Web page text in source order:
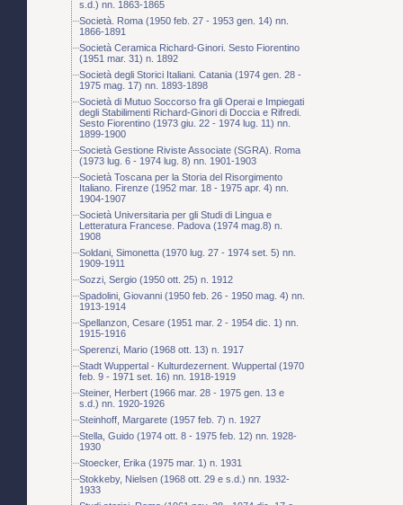
s.d.) nn. 1863-1865
Società. Roma (1950 feb. 27 - 1953 gen. 14) nn.
1866-1891
Società Ceramica Richard-Ginori. Sesto Fiorentino
(1951 mar. 31) n. 1892
Società degli Storici Italiani. Catania (1974 gen. 28 -
1975 mag. 17) nn. 1893-1898
Società di Mutuo Soccorso fra gli Operai e Impiegati
degli Stabilimenti Richard-Ginori di Doccia e Rifredi.
Sesto Fiorentino (1973 giu. 22 - 1974 lug. 11) nn.
1899-1900
Società Gestione Riviste Associate (SGRA). Roma
(1973 lug. 6 - 1974 lug. 8) nn. 1901-1903
Società Toscana per la Storia del Risorgimento
Italiano. Firenze (1952 mar. 18 - 1975 apr. 4) nn.
1904-1907
Società Universitaria per gli Studi di Lingua e
Letteratura Francese. Padova (1974 mag.8) n.
1908
Soldani, Simonetta (1970 lug. 27 - 1974 set. 5) nn.
1909-1911
Sozzi, Sergio (1950 ott. 25) n. 1912
Spadolini, Giovanni (1950 feb. 26 - 1950 mag. 4) nn.
1913-1914
Spellanzon, Cesare (1951 mar. 2 - 1954 dic. 1) nn.
1915-1916
Sperenzi, Mario (1968 ott. 13) n. 1917
Stadt Wuppertal - Kulturdezernent. Wuppertal (1970
feb. 9 - 1971 set. 16) nn. 1918-1919
Steiner, Herbert (1966 mar. 28 - 1975 gen. 13 e
s.d.) nn. 1920-1926
Steinhoff, Margarete (1957 feb. 7) n. 1927
Stella, Guido (1974 ott. 8 - 1975 feb. 12) nn. 1928-
1930
Stoecker, Erika (1975 mar. 1) n. 1931
Stokkeby, Nielsen (1968 ott. 29 e s.d.) nn. 1932-
1933